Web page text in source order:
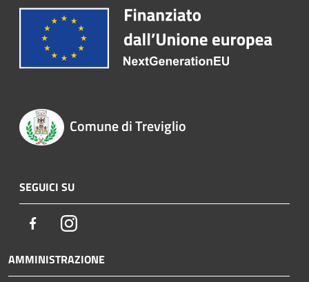
Comune di Treviglio
SEGUICI SU
FacebookInstagram
AMMINISTRAZIONE